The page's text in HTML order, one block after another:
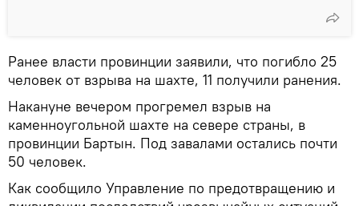
Ранее власти провинции заявили, что погибло 25
человек от взрыва на шахте, 11 получили ранения.
Накануне вечером прогремел взрыв на
каменноугольной шахте на севере страны, в
провинции Бартын. Под завалами остались почти
50 человек.
Как сообщило Управление по предотвращению и